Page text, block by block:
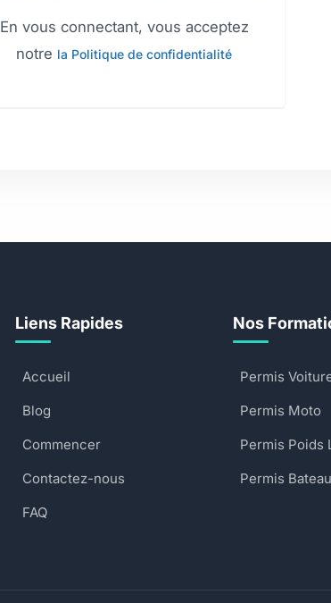
En vous connectant, vous acceptez
notre la Politique de confidentialité
Liens Rapides
Accueil
Blog
Commencer
Contactez-nous
FAQ
Nos
Permis
Permis Moto
Permis Poids
Permis Bateau